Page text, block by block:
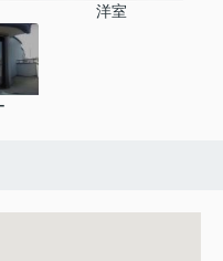
洋室